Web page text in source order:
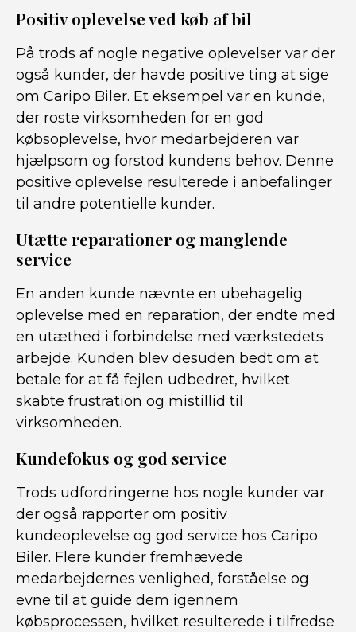
Positiv oplevelse ved køb af bil
På trods af nogle negative oplevelser var der
også kunder, der havde positive ting at sige
om Caripo Biler. Et eksempel var en kunde,
der roste virksomheden for en god
købsoplevelse, hvor medarbejderen var
hjælpsom og forstod kundens behov. Denne
positive oplevelse resulterede i anbefalinger
til andre potentielle kunder.
Utætte reparationer og manglende
service
En anden kunde nævnte en ubehagelig
oplevelse med en reparation, der endte med
en utæthed i forbindelse med værkstedets
arbejde. Kunden blev desuden bedt om at
betale for at få fejlen udbedret, hvilket
skabte frustration og mistillid til
virksomheden.
Kundefokus og god service
Trods udfordringerne hos nogle kunder var
der også rapporter om positiv
kundeoplevelse og god service hos Caripo
Biler. Flere kunder fremhævede
medarbejdernes venlighed, forståelse og
evne til at guide dem igennem
købsprocessen, hvilket resulterede i tilfredse